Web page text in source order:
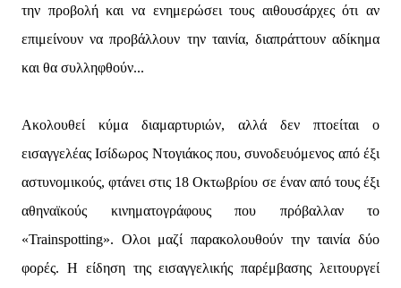
την προβολή και να ενημερώσει τους αιθουσάρχες ότι αν
επιμείνουν να προβάλλουν την ταινία, διαπράττουν αδίκημα
και θα συλληφθούν...
Ακολουθεί κύμα διαμαρτυριών, αλλά δεν πτοείται ο
εισαγγελέας Ισίδωρος Ντογιάκος που, συνοδευόμενος από έξι
αστυνομικούς, φτάνει στις 18 Οκτωβρίου σε έναν από τους έξι
αθηναϊκούς κινηματογράφους που πρόβαλλαν το
«Trainspotting». Ολοι μαζί παρακολουθούν την ταινία δύο
φορές. Η είδηση της εισαγγελικής παρέμβασης λειτουργεί